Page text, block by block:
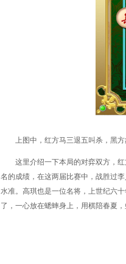
上图中，红方马三退五叫杀，黑
这里介绍一下本局的对弈双方，
名的成绩，在这两届比赛中，战胜过
水准。高琪也是一位名将，上世纪六
了，一心放在蟋蟀身上，用棋陪春夏